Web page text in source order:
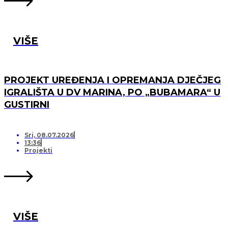
VIŠE
PROJEKT UREĐENJA I OPREMANJA DJEČJEG
IGRALIŠTA U DV MARINA, PO „BUBAMARA“ U
GUSTIRNI
Sri, 08.07.2026
13:36
Projekti
VIŠE